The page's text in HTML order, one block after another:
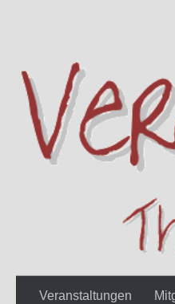
Veranstaltungen